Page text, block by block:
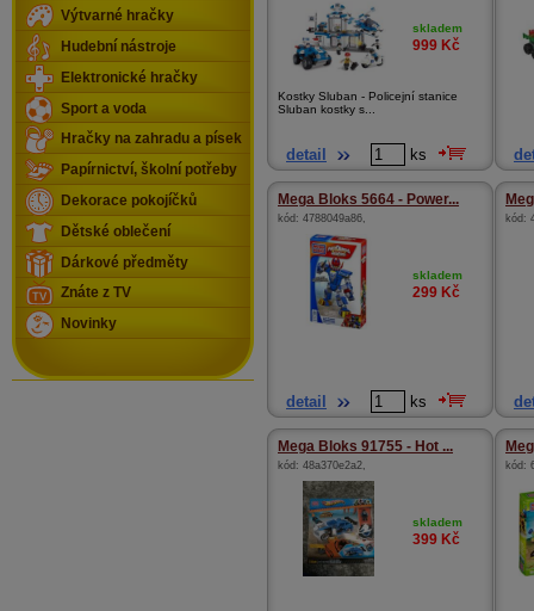
skladem
999 Kč
Kostky Sluban - Policejní stanice
Sluban kostky s...
detail ks
Mega Bloks 5664 - Power...
kód: 4788049a86,
skladem
299 Kč
detail ks
kód:
Mega Bloks 91755 - Hot ...
kód: 48a370e2a2,
skladem
399 Kč
kód:
Výtvarné hračky
Hudební nástroje
Elektronické hračky
Sport a voda
Hračky na zahradu a písek
Papírnictví, školní potřeby
Dekorace pokojíčků
Dětské oblečení
Dárkové předměty
Znáte z TV
Novinky